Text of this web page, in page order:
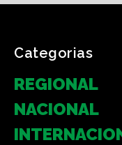
Categorias
REGIONAL
NACIONAL